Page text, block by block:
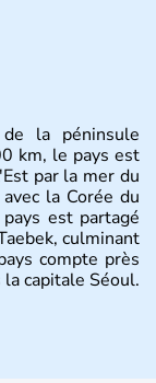
la péninsule
km, le pays est
par la mer du
la Corée du
est partagé
culminant
compte près
capitale Séoul.